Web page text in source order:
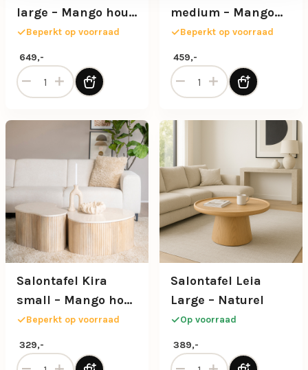
large – Mango hout
& Marmer
Beperkt op voorraad
649,-
Salontafel Kira large - Mango hout & Marmer aantal
medium – Mango
hout & Marmer
Beperkt op voorraad
459,-
Salontafel Kira medium -
Salontafel Kira
small – Mango hout
& Marmer
Beperkt op voorraad
329,-
Salontafel Kira small - Mango hout & Marmer aantal
Salontafel Leia
Large – Naturel
Op voorraad
389,-
Salontafel Leia Large -